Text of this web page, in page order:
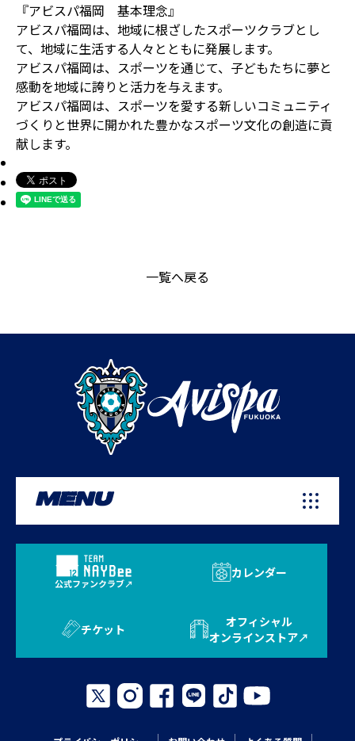
『アビスパ福岡 基本理念』
アビスパ福岡は、地域に根ざしたスポーツクラブとし
て、地域に生活する人々とともに発展します。
アビスパ福岡は、スポーツを通じて、子どもたちに夢と
感動を地域に誇りと活力を与えます。
アビスパ福岡は、スポーツを愛する新しいコミュニティ
づくりと世界に開かれた豊かなスポーツ文化の創造に貢
献します。
一覧へ戻る
MENU
公式ファンクラブ
カレンダー
チケット
オフィシャル
オンラインストア